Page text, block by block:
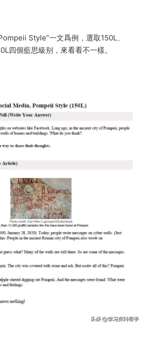
Style”一文爲例，選取150L、
四個藍思級别，來看看不一樣。